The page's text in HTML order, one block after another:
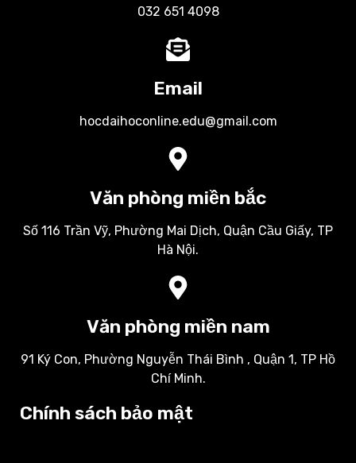
032 651 4098
Email
hocdaihoconline.edu@gmail.com
Văn phòng miền bắc
Số 116 Trần Vỹ, Phường Mai Dịch, Quận Cầu Giấy, TP
Hà Nội.
Văn phòng miền nam
91 Ký Con, Phường Nguyễn Thái Bình , Quận 1, TP Hồ
Chí Minh.
Chính sách bảo mật